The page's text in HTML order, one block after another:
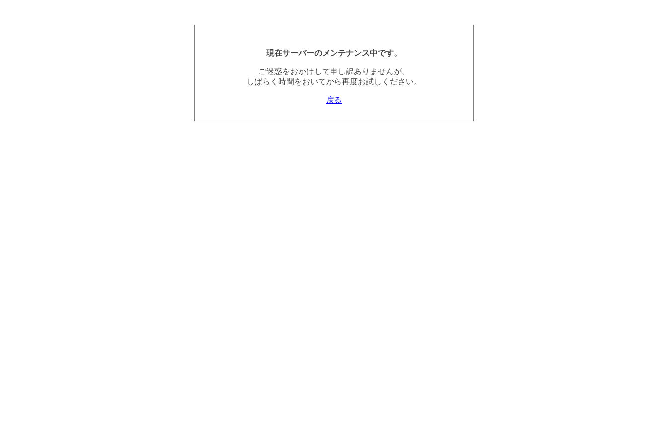
現在サーバーのメンテナンス中です。
ご迷惑をおかけして申し訳ありませんが、
しばらく時間をおいてから再度お試しください。
戻る